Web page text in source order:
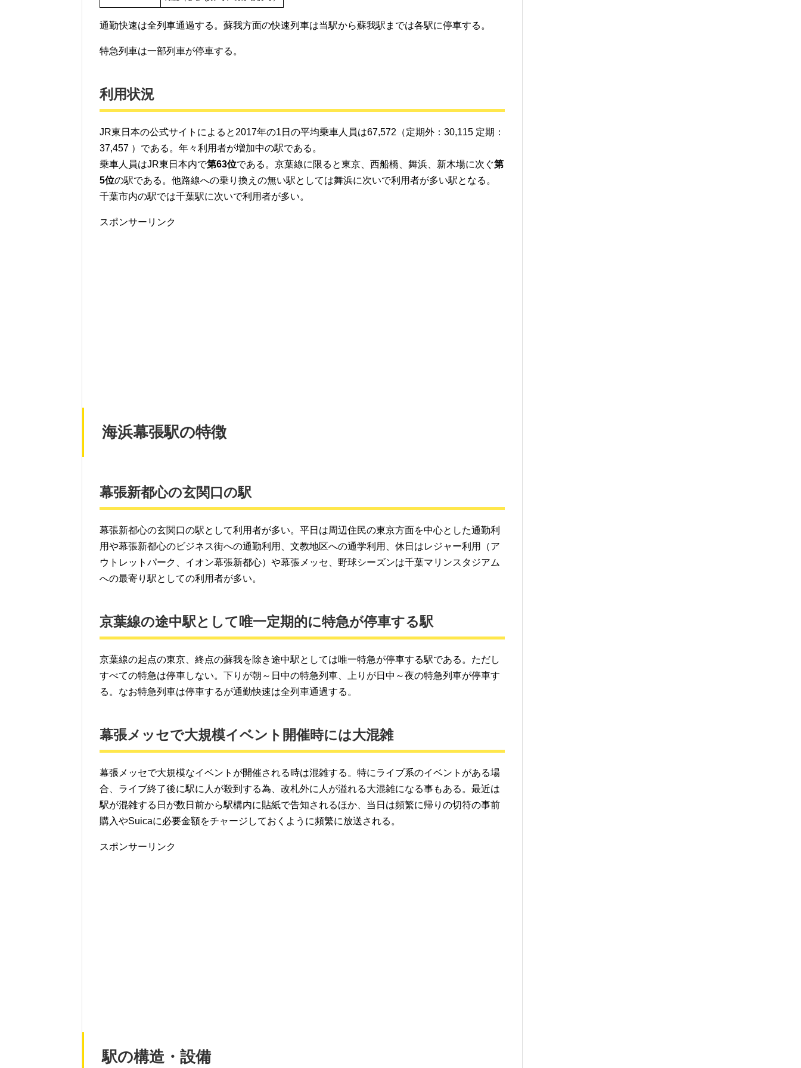
通勤快速は全列車通過する。蘇我方面の快速列車は当駅から蘇我駅までは各駅に停車する。
特急列車は一部列車が停車する。
利用状況
JR東日本の公式サイトによると2017年の1日の平均乗車人員は67,572（定期外：30,115 定期：
37,457 ）である。年々利用者が増加中の駅である。
乗車人員はJR東日本内で第63位である。京葉線に限ると東京、西船橋、舞浜、新木場に次ぐ第
5位の駅である。他路線への乗り換えの無い駅としては舞浜に次いで利用者が多い駅となる。
千葉市内の駅では千葉駅に次いで利用者が多い。
スポンサーリンク
海浜幕張駅の特徴
幕張新都心の玄関口の駅
幕張新都心の玄関口の駅として利用者が多い。平日は周辺住民の東京方面を中心とした通勤利
用や幕張新都心のビジネス街への通勤利用、文教地区への通学利用、休日はレジャー利用（ア
ウトレットパーク、イオン幕張新都心）や幕張メッセ、野球シーズンは千葉マリンスタジアム
への最寄り駅としての利用者が多い。
京葉線の途中駅として唯一定期的に特急が停車する駅
京葉線の起点の東京、終点の蘇我を除き途中駅としては唯一特急が停車する駅である。ただし
すべての特急は停車しない。下りが朝～日中の特急列車、上りが日中～夜の特急列車が停車す
る。なお特急列車は停車するが通勤快速は全列車通過する。
幕張メッセで大規模イベント開催時には大混雑
幕張メッセで大規模なイベントが開催される時は混雑する。特にライブ系のイベントがある場
合、ライブ終了後に駅に人が殺到する為、改札外に人が溢れる大混雑になる事もある。最近は
駅が混雑する日が数日前から駅構内に貼紙で告知されるほか、当日は頻繁に帰りの切符の事前
購入やSuicaに必要金額をチャージしておくように頻繁に放送される。
スポンサーリンク
駅の構造・設備